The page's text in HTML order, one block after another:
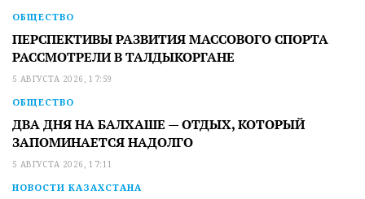
ОБЩЕСТВО
ПЕРСПЕКТИВЫ РАЗВИТИЯ МАССОВОГО СПОРТА
РАССМОТРЕЛИ В ТАЛДЫКОРГАНЕ
5 АВГУСТА 2026, 17:59
ОБЩЕСТВО
ДВА ДНЯ НА БАЛХАШЕ — ОТДЫХ, КОТОРЫЙ
ЗАПОМИНАЕТСЯ НАДОЛГО
5 АВГУСТА 2026, 17:11
НОВОСТИ КАЗАХСТАНА